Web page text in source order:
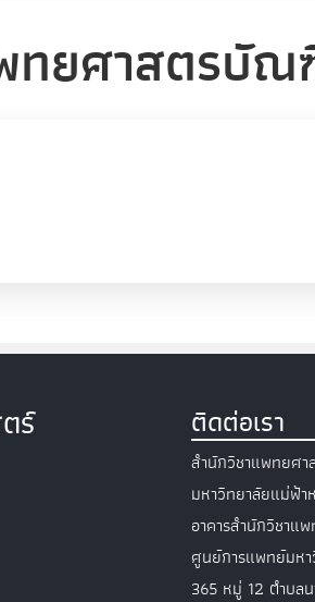
ทยศาสตรบัณ
ร์ ติดต่อเรา
สำนักวิชาแพทยศา
มหาวิทยาลัยแม่ฟ้า
อาคารสำนักวิชาแ
ศูนย์การแพทย์มห
365 หมู่ 12 ตำบลน